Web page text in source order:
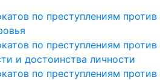
по преступлениям против
по преступлениям против
и достоинства личности
по преступлениям против